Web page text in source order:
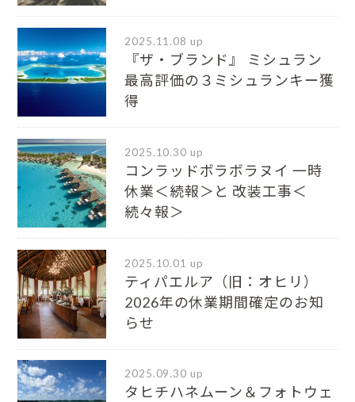
2025.11.08 up
『ザ・ブランド』 ミシュラン
最⾼評価の３ミシュランキー獲
得
2025.10.30 up
コンラッドボラボラヌイ 一時
休業＜続報＞と 改装工事＜
続々報＞
2025.10.01 up
ティパエルア（旧：オヒリ）
2026年の休業期間確定のお知
らせ
2025.09.30 up
タヒチハネムーン＆フォトウェ